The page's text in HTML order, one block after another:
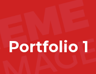
Portfolio 1